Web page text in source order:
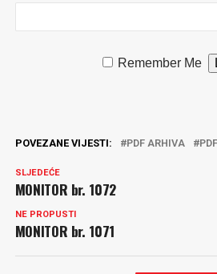
Remember Me
POVEZANE VIJESTI: PDF ARHIVA
SLJEDEĆE
MONITOR br. 1072
NE PROPUSTI
MONITOR br. 1071